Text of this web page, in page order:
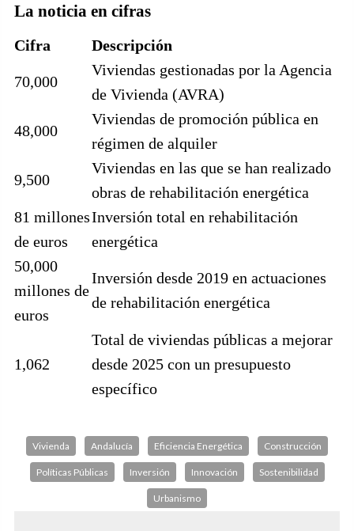
La noticia en cifras
Cifra Descripción
70,000
Viviendas gestionadas por la Agencia
de Vivienda (AVRA)
48,000
Viviendas de promoción pública en
régimen de alquiler
9,500
Viviendas en las que se han realizado
obras de rehabilitación energética
81 millones
de euros
Inversión total en rehabilitación
energética
50,000
millones de
euros
Inversión desde 2019 en actuaciones
de rehabilitación energética
1,062
Total de viviendas públicas a mejorar
desde 2025 con un presupuesto
específico
Vivienda Andalucía Eficiencia Energética Construcción
Políticas Públicas Inversión Innovación Sostenibilidad
Urbanismo